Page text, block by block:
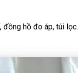
đồng hồ đo áp, túi lọc.